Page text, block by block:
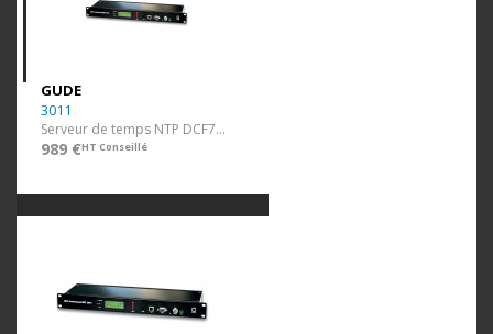
GUDE
3011
Serveur de temps NTP DCF77 19"
989 €HT Conseillé